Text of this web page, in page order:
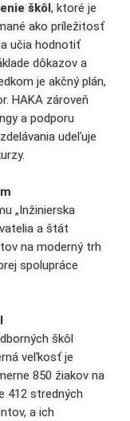
škôl, ktoré je
ako príležitosť
učia hodnotiť
dôkazov a
je akčný plán,
HAKA zároveň
a podporu
udeľuje
„Inžinierska
a štát
na moderný trh
spolupráce
škôl
veľkosť je
850 žiakov na
412 stredných
a ich